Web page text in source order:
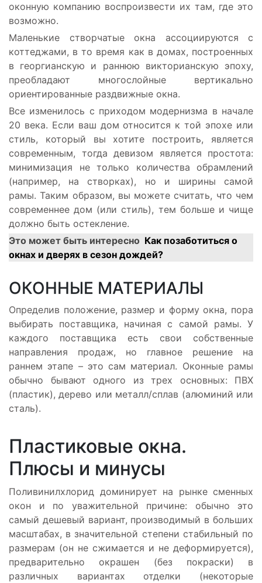
оконную компанию воспроизвести их там, где это
возможно.
Маленькие створчатые окна ассоциируются с
коттеджами, в то время как в домах, построенных
в георгианскую и раннюю викторианскую эпоху,
преобладают многослойные вертикально
ориентированные раздвижные окна.
Все изменилось с приходом модернизма в начале
20 века. Если ваш дом относится к той эпохе или
стиль, который вы хотите построить, является
современным, тогда девизом является простота:
минимизация не только количества обрамлений
(например, на створках), но и ширины самой
рамы. Таким образом, вы можете считать, что чем
современнее дом (или стиль), тем больше и чище
должно быть остекление.
Это может быть интересно Как позаботиться о
окнах и дверях в сезон дождей?
ОКОННЫЕ МАТЕРИАЛЫ
Определив положение, размер и форму окна, пора
выбирать поставщика, начиная с самой рамы. У
каждого поставщика есть свои собственные
направления продаж, но главное решение на
раннем этапе – это сам материал. Оконные рамы
обычно бывают одного из трех основных: ПВХ
(пластик), дерево или металл/сплав (алюминий или
сталь).
Пластиковые окна.
Плюсы и минусы
Поливинилхлорид доминирует на рынке сменных
окон и по уважительной причине: обычно это
самый дешевый вариант, производимый в больших
масштабах, в значительной степени стабильный по
размерам (он не сжимается и не деформируется),
предварительно окрашен (без покраски) в
различных вариантах отделки (некоторые